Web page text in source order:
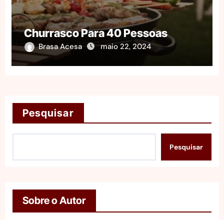
Churrasco Para 40 Pessoas
Brasa Acesa maio 22, 2024
Pesquisar
Pesquisar
Sobre o Autor